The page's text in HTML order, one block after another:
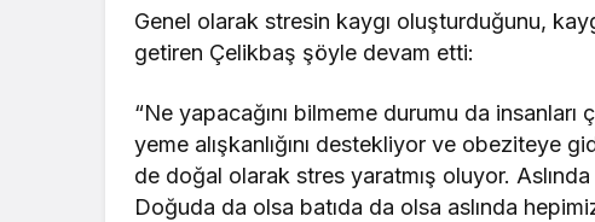
Genel olarak stresin kaygı oluşturduğunu,
getiren Çelikbaş şöyle devam etti:
“Ne yapacağını bilmeme durumu da
yeme alışkanlığını destekliyor ve obeziteye
de doğal olarak stres yaratmış oluyor.
Doğuda da olsa batıda da olsa aslında